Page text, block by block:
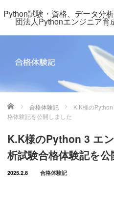
Python試験・資格、データ分
団法人Pythonエンジニア
ホーム 合格体験記
K.K様の
格体験記を公開しました
K.K様のPython 3 エ
析試験合格体験記を
2025.2.8 合格体験記